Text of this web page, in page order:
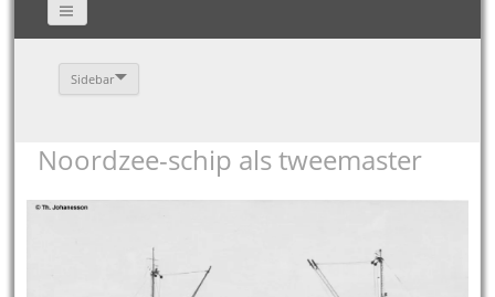
Sidebar
Noordzee-schip als tweemaster